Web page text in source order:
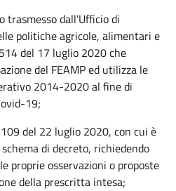
trasmesso dall’Ufficio di
politiche agricole, alimentari e
del 17 luglio 2020 che
del FEAMP ed utilizza le
2014-2020 al fine di
19;
del 22 luglio 2020, con cui è
di decreto, richiedendo
proprie osservazioni o proposte
della prescritta intesa;